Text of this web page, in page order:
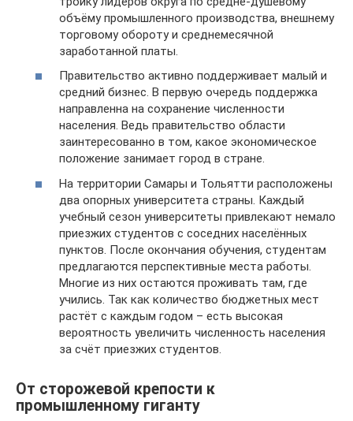
объёму промышленного производства, внешнему
торговому обороту и среднемесячной
заработанной платы.
Правительство активно поддерживает малый и
средний бизнес. В первую очередь поддержка
направленна на сохранение численности
населения. Ведь правительство области
заинтересованно в том, какое экономическое
положение занимает город в стране.
На территории Самары и Тольятти расположены
два опорных университета страны. Каждый
учебный сезон университеты привлекают немало
приезжих студентов с соседних населённых
пунктов. После окончания обучения, студентам
предлагаются перспективные места работы.
Многие из них остаются проживать там, где
учились. Так как количество бюджетных мест
растёт с каждым годом – есть высокая
вероятность увеличить численность населения
за счёт приезжих студентов.
От сторожевой крепости к
промышленному гиганту